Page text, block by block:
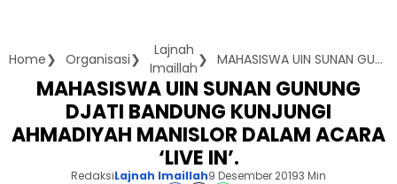
Home Organisasi
Lajnah
Imaillah
MAHASISWA UIN SUNAN GUNUNG DJATI BANDUNG KUNJUNGI AHMADIYAH MANISLOR DALAM ACARA 'LIVE IN'.
MAHASISWA UIN SUNAN GUNUNG
DJATI BANDUNG KUNJUNGI
AHMADIYAH MANISLOR DALAM ACARA
‘LIVE IN’.
RedaksiLajnah Imaillah9 Desember 20193 Min